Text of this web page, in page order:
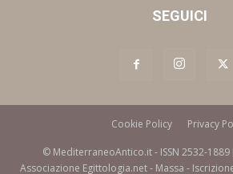
SEGUICI
Cookie Policy Privacy
© MediterraneoAntico.it - ISSN 2532-
Associazione Egittologia.net - Massa -